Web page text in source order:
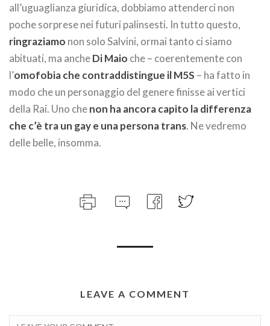
all’uguaglianza giuridica, dobbiamo attenderci non
poche sorprese nei futuri palinsesti. In tutto questo,
ringraziamo non solo Salvini, ormai tanto ci siamo
abituati, ma ancheDi Maio che – coerentemente con
l’omofobia che contraddistingue il M5S – ha fatto in
modo che un personaggio del genere finisse ai vertici
della Rai. Uno chenon ha ancora capito la differenza
che c’è tra un gay e una persona trans. Ne vedremo
delle belle, insomma.
LEAVE A COMMENT